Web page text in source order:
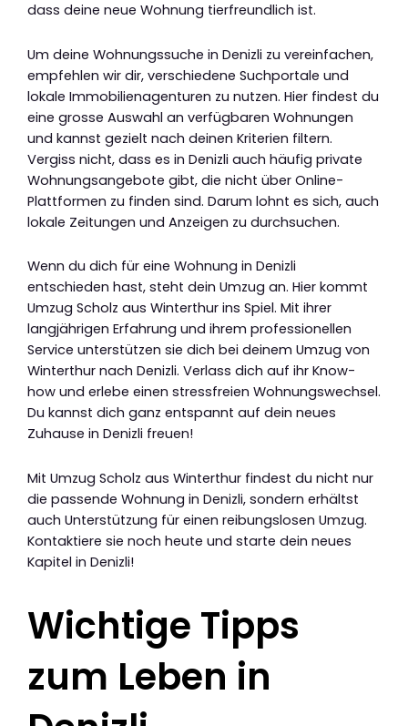
dass deine neue Wohnung tierfreundlich ist.
Um deine Wohnungssuche in Denizli zu vereinfachen,
empfehlen wir dir, verschiedene Suchportale und
lokale Immobilienagenturen zu nutzen. Hier findest du
eine grosse Auswahl an verfügbaren Wohnungen
und kannst gezielt nach deinen Kriterien filtern.
Vergiss nicht, dass es in Denizli auch häufig private
Wohnungsangebote gibt, die nicht über Online-
Plattformen zu finden sind. Darum lohnt es sich, auch
lokale Zeitungen und Anzeigen zu durchsuchen.
Wenn du dich für eine Wohnung in Denizli
entschieden hast, steht dein Umzug an. Hier kommt
Umzug Scholz aus Winterthur ins Spiel. Mit ihrer
langjährigen Erfahrung und ihrem professionellen
Service unterstützen sie dich bei deinem Umzug von
Winterthur nach Denizli. Verlass dich auf ihr Know-
how und erlebe einen stressfreien Wohnungswechsel.
Du kannst dich ganz entspannt auf dein neues
Zuhause in Denizli freuen!
Mit Umzug Scholz aus Winterthur findest du nicht nur
die passende Wohnung in Denizli, sondern erhältst
auch Unterstützung für einen reibungslosen Umzug.
Kontaktiere sie noch heute und starte dein neues
Kapitel in Denizli!
Wichtige Tipps
zum Leben in